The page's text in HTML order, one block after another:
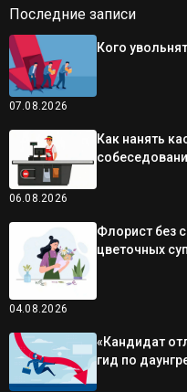
Последние записи
07.08.2026
Кого
06.08.2026
Как нанять
04.08.2026
Флорист без
цветочных
«Кандидат
гид по